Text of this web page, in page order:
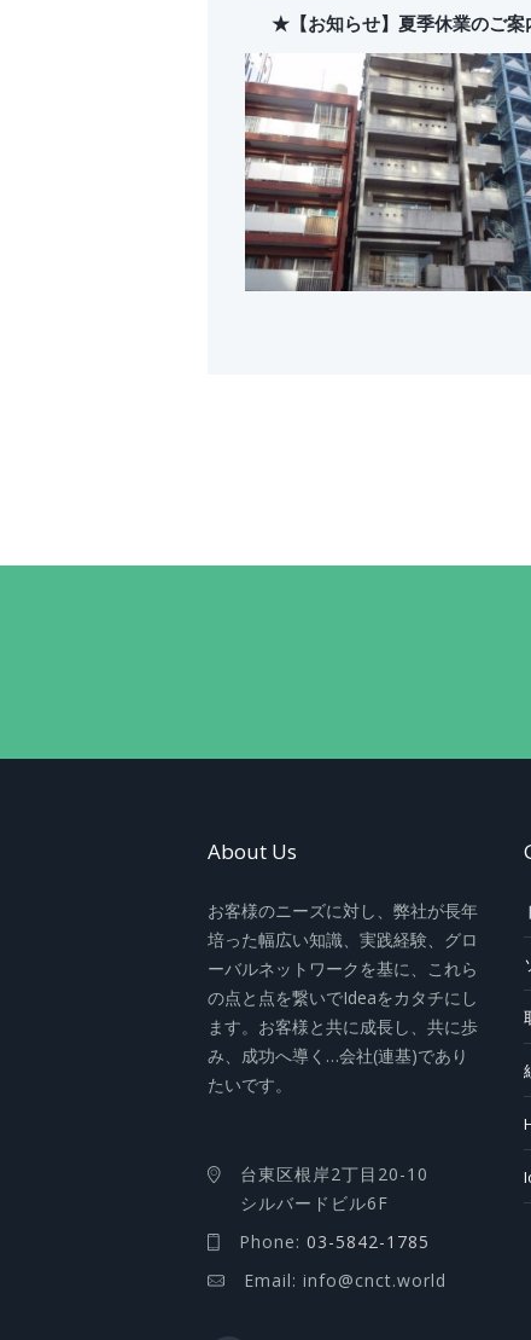
★【お知らせ】夏季休業のご
About Us
お客様のニーズに対し、弊社が長年
培った幅広い知識、実践経験、グロ
ーバルネットワークを基に、これら
の点と点を繋いでIdeaをカタチにし
ます。お客様と共に成長し、共に歩
み、成功へ導く…会社(連基)であり
たいです。
台東区根岸2丁目20-10
シルバードビル6F
Phone: 03-5842-1785
Email: info@cnct.world